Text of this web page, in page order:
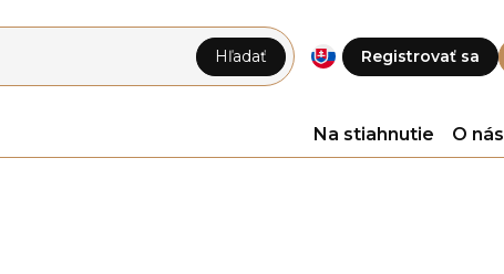
Registrovať sa
Hľadať
Na stiahnutie O nás